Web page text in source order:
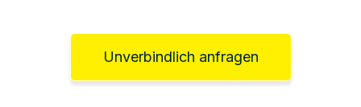
Unverbindlich anfragen